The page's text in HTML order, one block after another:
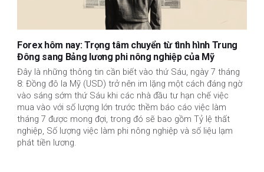
Forex hôm nay: Trọng tâm chuyển từ tình hình Trung
Đông sang Bảng lương phi nông nghiệp của Mỹ
Đây là những thông tin cần biết vào thứ Sáu, ngày 7 tháng
8: Đồng đô la Mỹ (USD) trở nên im lặng một cách đáng ngờ
vào sáng sớm thứ Sáu khi các nhà đầu tư hạn chế việc
mua vào với số lượng lớn trước thềm báo cáo việc làm
tháng 7 được mong đợi, trong đó sẽ bao gồm Tỷ lệ thất
nghiệp, Số lượng việc làm phi nông nghiệp và số liệu lạm
phát tiền lương.